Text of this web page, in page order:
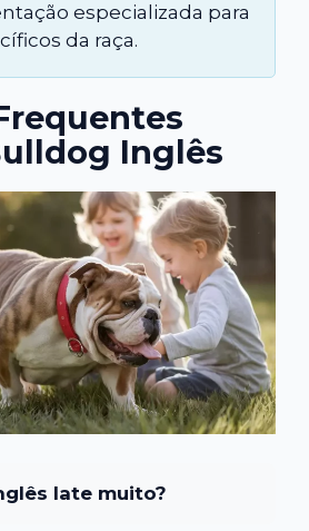
especializada para
da raça.
Inglês
late muito?